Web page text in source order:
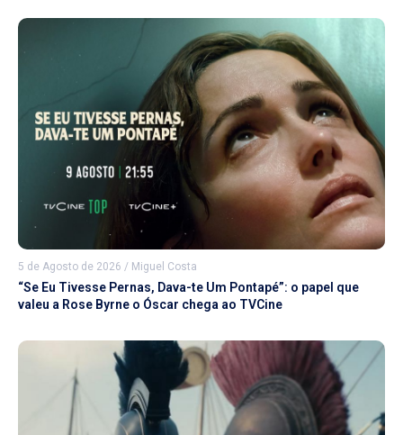
5 de Agosto de 2026 / Miguel Costa
“Se Eu Tivesse Pernas, Dava-te Um Pontapé”: o papel que
valeu a Rose Byrne o Óscar chega ao TVCine